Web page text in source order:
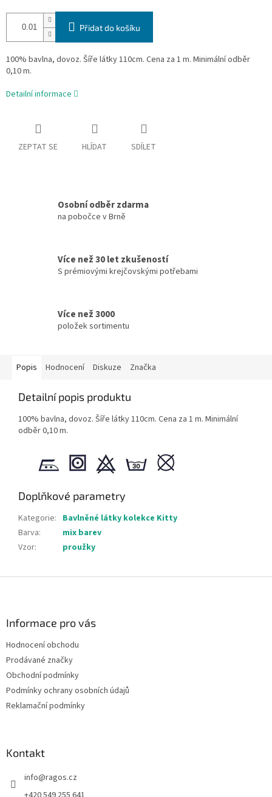
Přidat do košíku
100% bavlna, dovoz. Šíře látky 110cm. Cena za 1 m. Minimální odběr
0,10 m.
Detailní informace
ZEPTAT SE HLÍDAT SDÍLET
Osobní odběr zdarma
na pobočce v Brně
Více než 30 let zkušeností
S prémiovými krejčovskými potřebami
Více než 3000
položek sortimentu
Popis Hodnocení Diskuze Značka
Detailní popis produktu
100% bavlna, dovoz. Šíře látky 110cm. Cena za 1 m. Minimální
odběr 0,10 m.
Doplňkové parametry
Kategorie: Bavlněné látky kolekce Kitty
Barva:
mix barev
Vzor: proužky
Informace pro vás
Hodnocení obchodu
Prodávané značky
Obchodní podmínky
Podmínky ochrany osobních údajů
Reklamační podmínky
Kontakt
info@ragos.cz